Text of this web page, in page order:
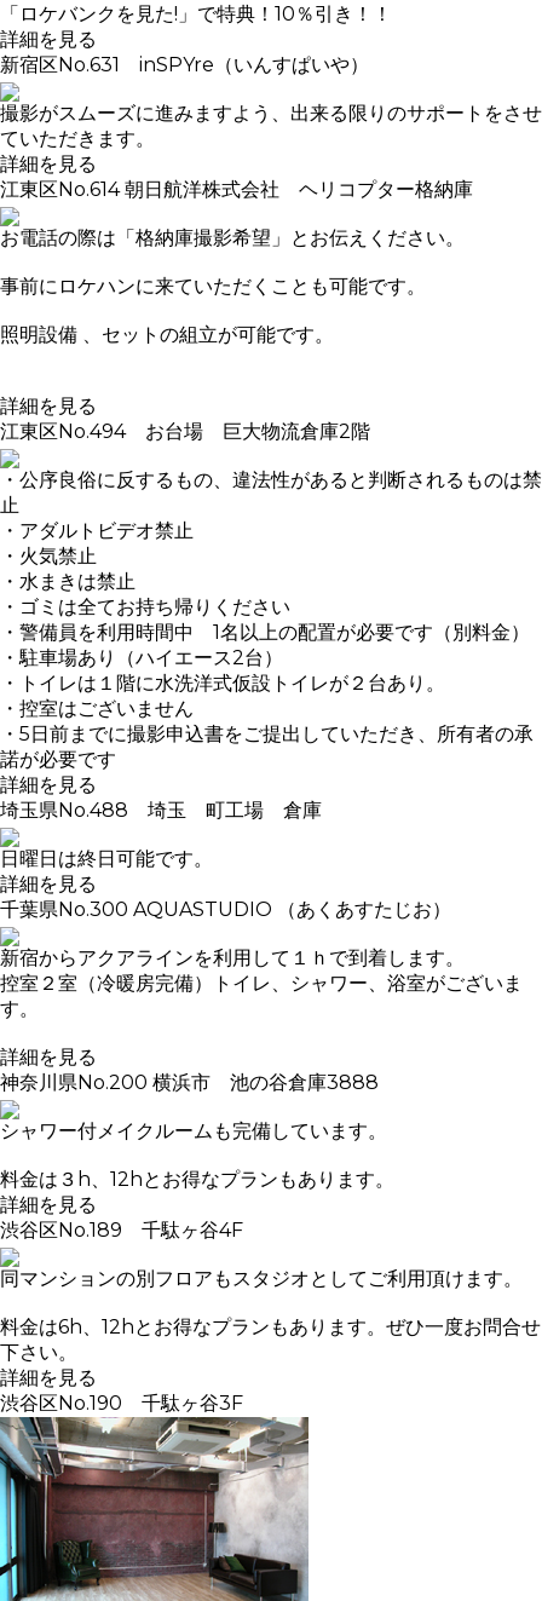
「ロケバンクを見た!」で特典！10％引き！！
詳細を見る
新宿区No.631 inSPYre（いんすぱいや）
撮影がスムーズに進みますよう、出来る限りのサポートをさせ
ていただきます。
詳細を見る
江東区No.614 朝日航洋株式会社 ヘリコプター格納庫
お電話の際は「格納庫撮影希望」とお伝えください。
事前にロケハンに来ていただくことも可能です。
照明設備 、セットの組立が可能です。
詳細を見る
江東区No.494 お台場 巨大物流倉庫2階
・公序良俗に反するもの、違法性があると判断されるものは禁
止
・アダルトビデオ禁止
・火気禁止
・水まきは禁止
・ゴミは全てお持ち帰りください
・警備員を利用時間中 1名以上の配置が必要です（別料金）
・駐車場あり（ハイエース2台）
・トイレは１階に水洗洋式仮設トイレが２台あり。
・控室はございません
・5日前までに撮影申込書をご提出していただき、所有者の承
諾が必要です
詳細を見る
埼玉県No.488 埼玉 町工場 倉庫
日曜日は終日可能です。
詳細を見る
千葉県No.300 AQUASTUDIO （あくあすたじお）
新宿からアクアラインを利用して１ｈで到着します。
控室２室（冷暖房完備）トイレ、シャワー、浴室がございま
す。
詳細を見る
神奈川県No.200 横浜市 池の谷倉庫3888
シャワー付メイクルームも完備しています。
料金は３h、12hとお得なプランもあります。
詳細を見る
渋谷区No.189 千駄ヶ谷4F
同マンションの別フロアもスタジオとしてご利用頂けます。
料金は6h、12hとお得なプランもあります。ぜひ一度お問合せ
下さい。
詳細を見る
渋谷区No.190 千駄ヶ谷3F